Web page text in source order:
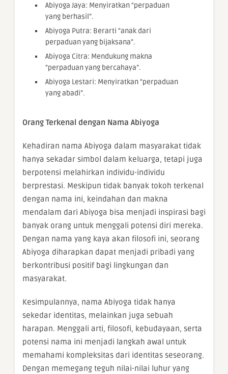
Abiyoga Jaya: Menyiratkan “perpaduan
yang berhasil”.
Abiyoga Putra: Berarti “anak dari
perpaduan yang bijaksana”.
Abiyoga Citra: Mendukung makna
“perpaduan yang bercahaya”.
Abiyoga Lestari: Menyiratkan “perpaduan
yang abadi”.
Orang Terkenal dengan Nama Abiyoga
Kehadiran nama Abiyoga dalam masyarakat tidak
hanya sekadar simbol dalam keluarga, tetapi juga
berpotensi melahirkan individu-individu
berprestasi. Meskipun tidak banyak tokoh terkenal
dengan nama ini, keindahan dan makna
mendalam dari Abiyoga bisa menjadi inspirasi bagi
banyak orang untuk menggali potensi diri mereka.
Dengan nama yang kaya akan filosofi ini, seorang
Abiyoga diharapkan dapat menjadi pribadi yang
berkontribusi positif bagi lingkungan dan
masyarakat.
Kesimpulannya, nama Abiyoga tidak hanya
sekedar identitas, melainkan juga sebuah
harapan. Menggali arti, filosofi, kebudayaan, serta
potensi nama ini menjadi langkah awal untuk
memahami kompleksitas dari identitas seseorang.
Dengan memegang teguh nilai-nilai luhur yang